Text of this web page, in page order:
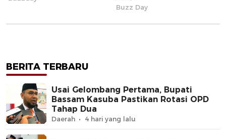
BERITA TERBARU
Usai Gelombang Pertama, Bupati
Bassam Kasuba Pastikan Rotasi OPD
Tahap Dua
Daerah 4 hari yang lalu